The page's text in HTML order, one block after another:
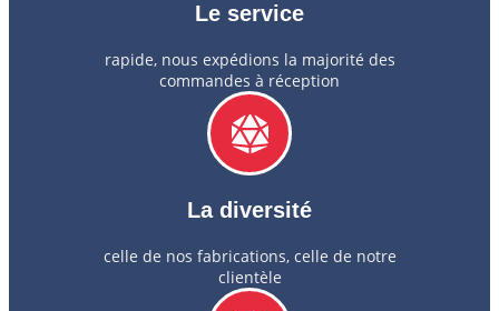
Le service
rapide, nous expédions la majorité des
commandes à réception
La diversité
celle de nos fabrications, celle de notre
clientèle